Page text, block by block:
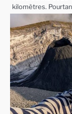
kilomètres.